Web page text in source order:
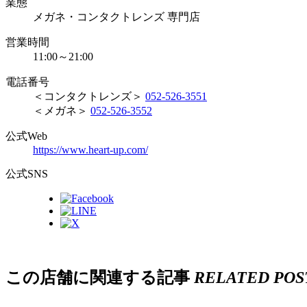
業態
メガネ・コンタクトレンズ 専門店
営業時間
11:00～21:00
電話番号
＜コンタクトレンズ＞ 052-526-3551
＜メガネ＞ 052-526-3552
公式Web
https://www.heart-up.com/
公式SNS
この店舗に関連する記事 RELATED